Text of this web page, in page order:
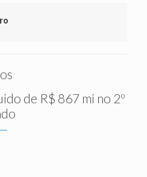
de R$ 867 mi no 2º